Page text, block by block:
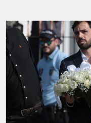
Σε δηλώσεις του
αναφέρθηκε με
φίλου και
λέγοντας πως «ο
την οικογένεια της
«Δεν μπορώ καν να
οικογένειας, της